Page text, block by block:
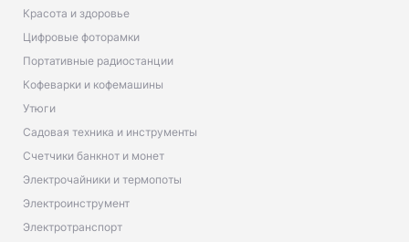
Красота и здоровье
Цифровые фоторамки
Портативные радиостанции
Кофеварки и кофемашины
Утюги
Садовая техника и инструменты
Счетчики банкнот и монет
Электрочайники и термопоты
Электроинструмент
Электротранспорт